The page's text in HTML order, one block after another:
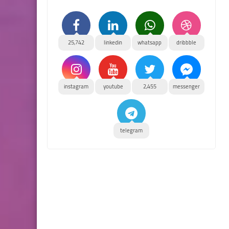
dribbble
whatsapp
linkedin
25,742
messenger
2,455
youtube
instagram
telegram